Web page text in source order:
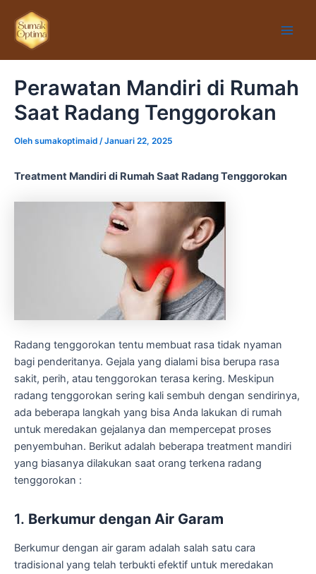
konten
Perawatan Mandiri di Rumah
Saat Radang Tenggorokan
Oleh sumakoptimaid /Januari 22, 2025
Treatment Mandiri di Rumah Saat Radang Tenggorokan
Radang tenggorokan tentu membuat rasa tidak nyaman
bagi penderitanya. Gejala yang dialami bisa berupa rasa
sakit, perih, atau tenggorokan terasa kering. Meskipun
radang tenggorokan sering kali sembuh dengan sendirinya,
ada beberapa langkah yang bisa Anda lakukan di rumah
untuk meredakan gejalanya dan mempercepat proses
penyembuhan. Berikut adalah beberapa treatment mandiri
yang biasanya dilakukan saat orang terkena radang
tenggorokan :
1. Berkumur dengan Air Garam
Berkumur dengan air garam adalah salah satu cara
tradisional yang telah terbukti efektif untuk meredakan